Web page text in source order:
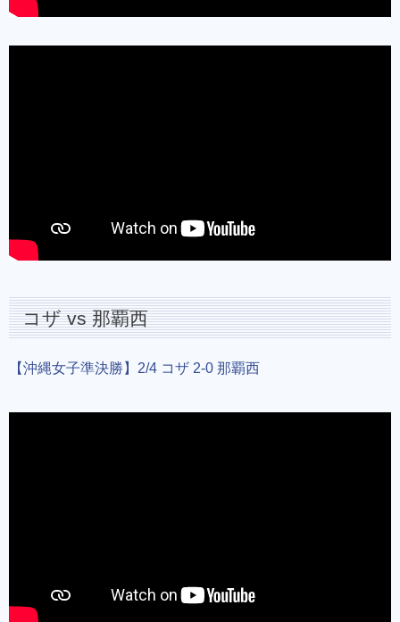
コザ vs 那覇西
【沖縄女子準決勝】2/4 コザ 2-0 那覇西